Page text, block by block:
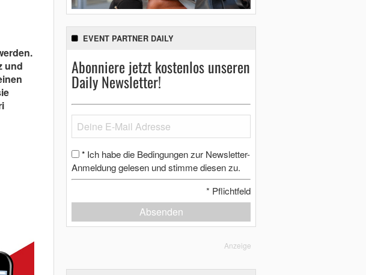
und
EVENT PARTNER DAILY
Abonniere jetzt kostenlos unseren
Daily Newsletter!
* Ich habe die Bedingungen zur Newsletter-
Anmeldung gelesen und stimme diesen zu.
* Pflichtfeld
Absenden
Anzeige